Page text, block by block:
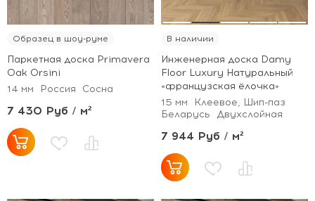
Образец в шоу-руме
Паркетная доска Primavera
Oak Orsini
14 мм
Россия Сосна
7 430 Руб / м²
В наличии
Инженерная доска Damy
Floor Luxury Натуральный
«французская ёлочка»
15 мм
Клеевое, Шип-паз
Беларусь
Двухслойная
7 944 Руб / м²